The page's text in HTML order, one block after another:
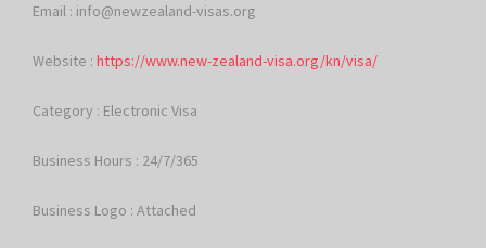
Email : info@newzealand-visas.org
Website : https://www.new-zealand-visa.org/kn/visa/
Category : Electronic Visa
Business Hours : 24/7/365
Business Logo : Attached